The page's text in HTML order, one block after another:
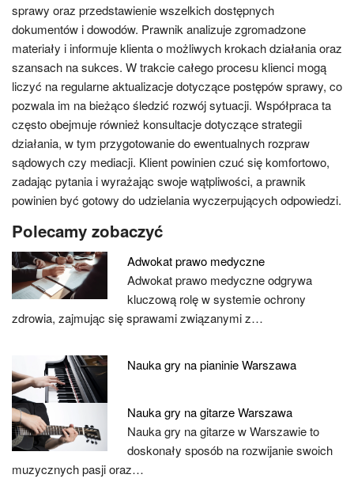
sprawy oraz przedstawienie wszelkich dostępnych
dokumentów i dowodów. Prawnik analizuje zgromadzone
materiały i informuje klienta o możliwych krokach działania oraz
szansach na sukces. W trakcie całego procesu klienci mogą
liczyć na regularne aktualizacje dotyczące postępów sprawy, co
pozwala im na bieżąco śledzić rozwój sytuacji. Współpraca ta
często obejmuje również konsultacje dotyczące strategii
działania, w tym przygotowanie do ewentualnych rozpraw
sądowych czy mediacji. Klient powinien czuć się komfortowo,
zadając pytania i wyrażając swoje wątpliwości, a prawnik
powinien być gotowy do udzielania wyczerpujących odpowiedzi.
Polecamy zobaczyć
Adwokat prawo medyczne
Adwokat prawo medyczne odgrywa
kluczową rolę w systemie ochrony
zdrowia, zajmując się sprawami związanymi z…
Nauka gry na pianinie Warszawa
Nauka gry na gitarze Warszawa
Nauka gry na gitarze w Warszawie to
doskonały sposób na rozwijanie swoich
muzycznych pasji oraz…